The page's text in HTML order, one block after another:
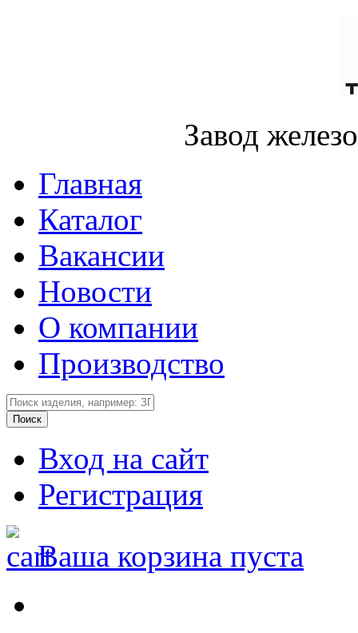
Завод
Главная
Каталог
Вакансии
Новости
О компании
Производство
Вход на сайт
Регистрация
Ваша корзина пуста